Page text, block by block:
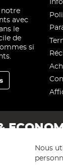
notre
avec
le
de
si
Nous